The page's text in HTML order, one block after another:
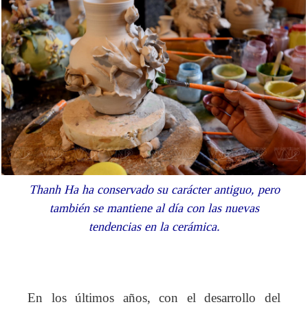
Thanh Ha ha conservado su carácter antiguo, pero
también se mantiene al día con las nuevas
tendencias en la cerámica.
En los últimos años, con el desarrollo del